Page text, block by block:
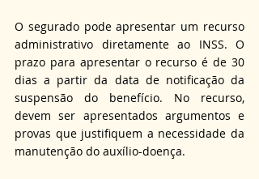
O segurado pode apresentar um recurso
administrativo diretamente ao INSS. O
prazo para apresentar o recurso é de 30
dias a partir da data de notificação da
suspensão do benefício. No recurso,
devem ser apresentados argumentos e
provas que justifiquem a necessidade da
manutenção do auxílio-doença.